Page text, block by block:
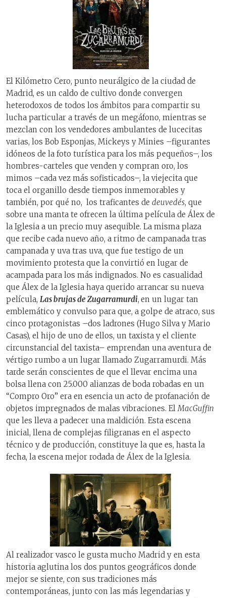
El Kilómetro Cero, punto neurálgico de la ciudad de
Madrid, es un caldo de cultivo donde convergen
heterodoxos de todos los ámbitos para compartir su
lucha particular a través de un megáfono, mientras se
mezclan con los vendedores ambulantes de lucecitas
varias, los Bob Esponjas, Mickeys y Minies –figurantes
idóneos de la foto turística para los más pequeños–, los
hombres-carteles que venden y compran oro, los
mimos –cada vez más sofisticados–, la viejecita que
toca el organillo desde tiempos inmemorables y
también, por qué no, los traficantes de deuvedés, que
sobre una manta te ofrecen la última película de Álex de
la Iglesia a un precio muy asequible. La misma plaza
que recibe cada nuevo año, a ritmo de campanada tras
campanada y uva tras uva, que fue testigo de un
movimiento protesta que la convirtió en lugar de
acampada para los más indignados. No es casualidad
que Álex de la Iglesia haya querido arrancar su nueva
película, Las brujas de Zugarramurdi, en un lugar tan
emblemático y convulso para que, a golpe de atraco, sus
cinco protagonistas –dos ladrones (Hugo Silva y Mario
Casas), el hijo de uno de ellos, un taxista y el cliente
circunstancial del taxista– emprendan una aventura de
vértigo rumbo a un lugar llamado Zugarramurdi. Más
tarde serán conscientes de que el llevar encima una
bolsa llena con 25.000 alianzas de boda robadas en un
“Compro Oro” era en esencia un acto de profanación de
objetos impregnados de malas vibraciones. ElMacGuffin
que les lleva a padecer una maldición. Esta escena
inicial, llena de complejas filigranas en el aspecto
técnico y de producción, constituye la que es, hasta la
fecha, la escena mejor rodada de Álex de la Iglesia.
Al realizador vasco le gusta mucho Madrid y en esta
historia aglutina los dos puntos geográficos donde
mejor se siente, con sus tradiciones más
contemporáneas, junto con las más legendarias y